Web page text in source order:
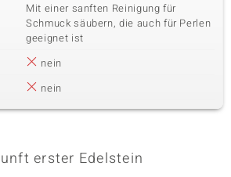
Mit einer sanften Reinigung für
Schmuck säubern, die auch für Perlen
geeignet ist
nein
nein
erster Edelstein